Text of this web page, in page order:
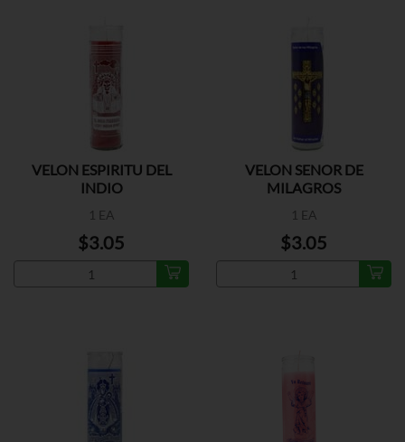
VELON ESPIRITU DEL
INDIO
1 EA
$3.05
VELON SENOR DE
MILAGROS
1 EA
$3.05